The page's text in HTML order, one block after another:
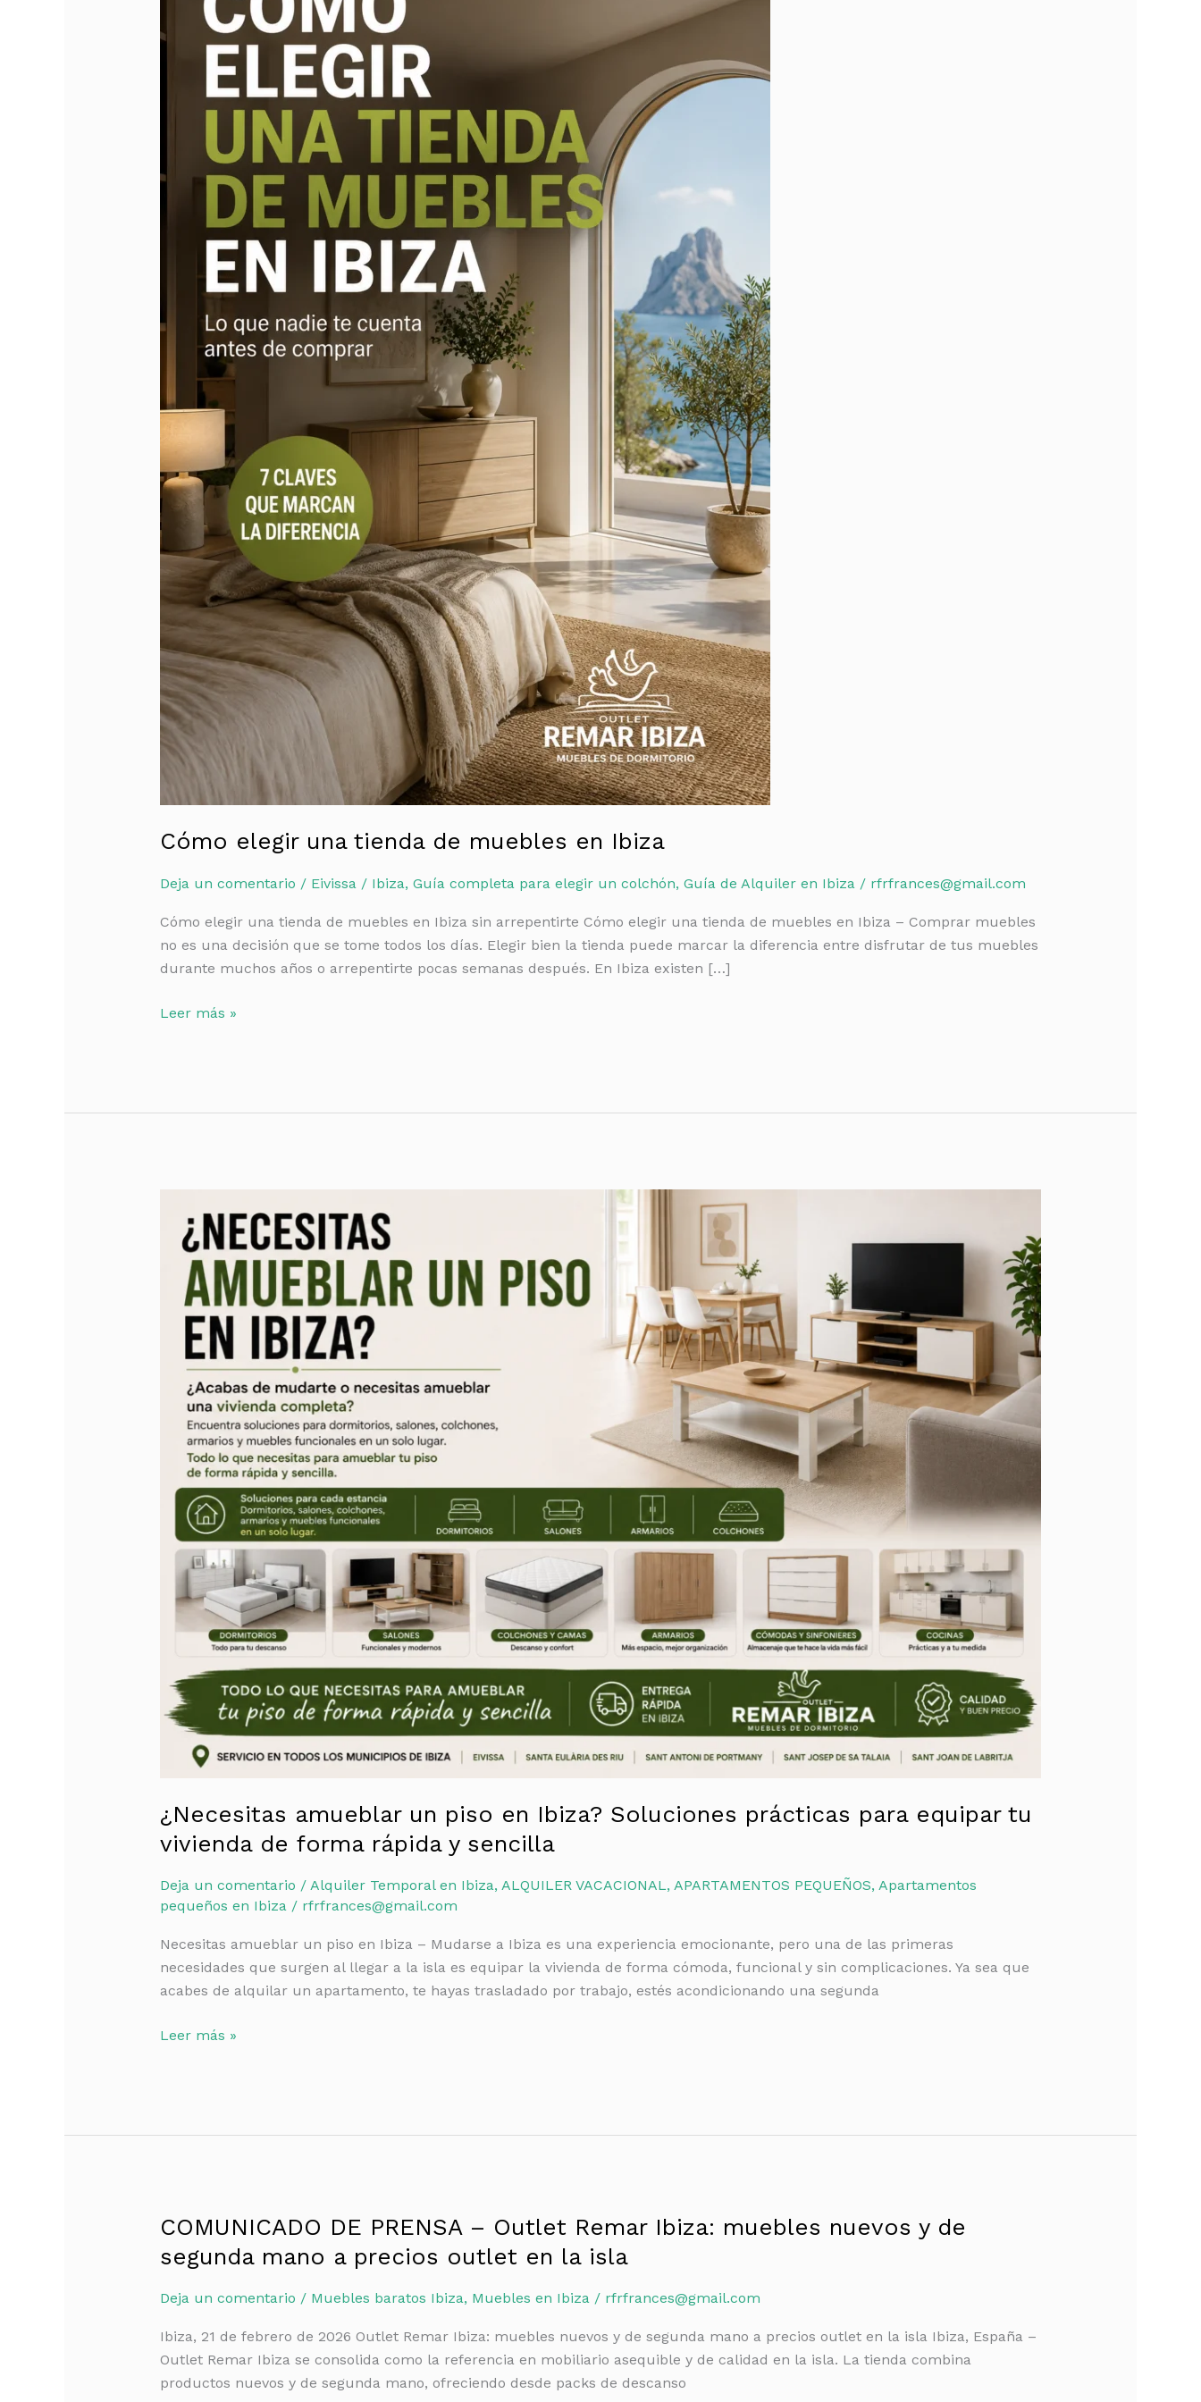
Cómo elegir una tienda de muebles en Ibiza
Deja un comentario / Eivissa / Ibiza, Guía completa para elegir un colchón, Guía de Alquiler en Ibiza / rfrfrances@gmail.com
Cómo elegir una tienda de muebles en Ibiza sin arrepentirte Cómo elegir una tienda de muebles en Ibiza – Comprar muebles
no es una decisión que se tome todos los días. Elegir bien la tienda puede marcar la diferencia entre disfrutar de tus muebles
durante muchos años o arrepentirte pocas semanas después. En Ibiza existen […]
muebles
en
Leer más »
¿Necesitas amueblar un piso en Ibiza? Soluciones prácticas para equipar tu
vivienda de forma rápida y sencilla
Deja un comentario / Alquiler Temporal en Ibiza, ALQUILER VACACIONAL, APARTAMENTOS PEQUEÑOS, Apartamentos
pequeños en Ibiza / rfrfrances@gmail.com
Necesitas amueblar un piso en Ibiza – Mudarse a Ibiza es una experiencia emocionante, pero una de las primeras
necesidades que surgen al llegar a la isla es equipar la vivienda de forma cómoda, funcional y sin complicaciones. Ya sea que
acabes de alquilar un apartamento, te hayas trasladado por trabajo, estés acondicionando una segunda
amueblar
Ibiza?
Soluciones
prácticas
para
equipar
vivienda
forma
rápida
sencilla
Leer más »
COMUNICADO DE PRENSA – Outlet Remar Ibiza: muebles nuevos y de
segunda mano a precios outlet en la isla
Deja un comentario / Muebles baratos Ibiza, Muebles en Ibiza / rfrfrances@gmail.com
Ibiza, 21 de febrero de 2026 Outlet Remar Ibiza: muebles nuevos y de segunda mano a precios outlet en la isla Ibiza, España –
Outlet Remar Ibiza se consolida como la referencia en mobiliario asequible y de calidad en la isla. La tienda combina
productos nuevos y de segunda mano, ofreciendo desde packs de descanso
COMUNICADO
PRENSA
–
Remar
Ibiza:
muebles